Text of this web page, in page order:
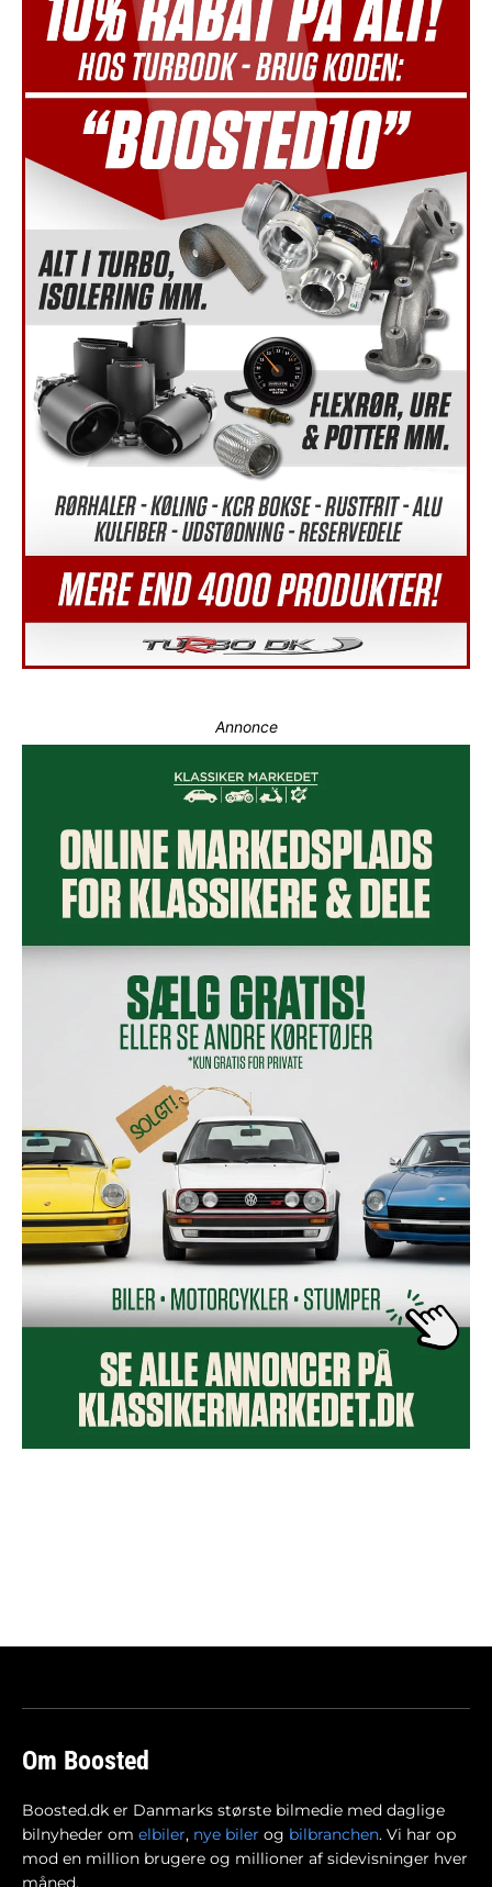
Annonce
Om Boosted
Boosted.dk er Danmarks største bilmedie med daglige
bilnyheder om elbiler, nye biler og bilbranchen. Vi har op
mod en million brugere og millioner af sidevisninger hver
måned.